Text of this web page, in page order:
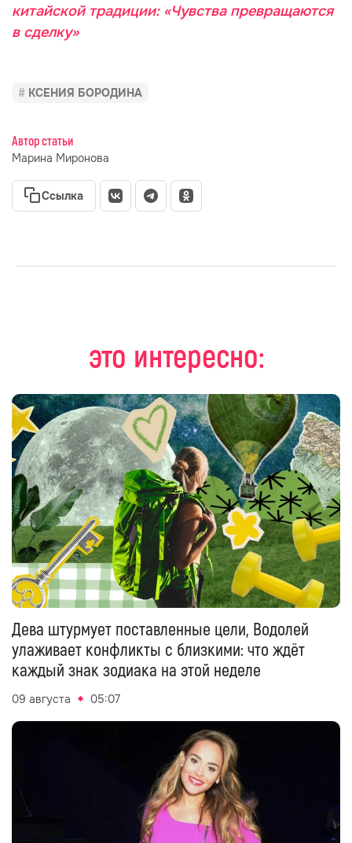
китайской традиции: «Чувства превращаются
в сделку»
КСЕНИЯ БОРОДИНА
Автор статьи
Марина Миронова
Ссылка
это интересно:
Дева штурмует поставленные цели, Водолей
улаживает конфликты с близкими: что ждёт
каждый знак зодиака на этой неделе
09 августа 05:07